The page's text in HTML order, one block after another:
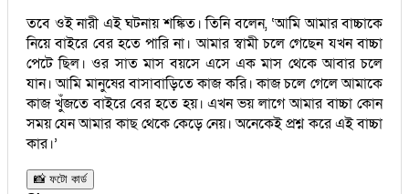
তবে ওই নারী এই ঘটনায় শঙ্কিত। তিনি বলেন, ‘আমি আমার বাচ্চাকে
নিয়ে বাইরে বের হতে পারি না। আমার স্বামী চলে গেছেন যখন বাচ্চা
পেটে ছিল। ওর সাত মাস বয়সে এসে এক মাস থেকে আবার চলে
যান। আমি মানুষের বাসাবাড়িতে কাজ করি। কাজ চলে গেলে আমাকে
কাজ খুঁজতে বাইরে বের হতে হয়। এখন ভয় লাগে আমার বাচ্চা কোন
সময় যেন আমার কাছ থেকে কেড়ে নেয়। অনেকেই প্রশ্ন করে এই বাচ্চা
কার।’
📸 ফটো কার্ড